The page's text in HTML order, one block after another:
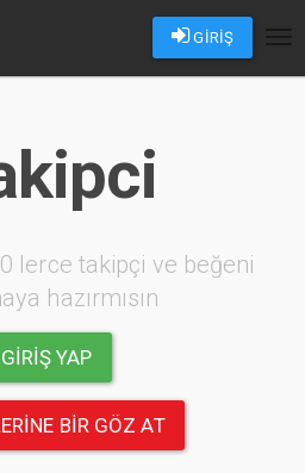
GİRİŞ
lerce takipçi ve beğeni
hazırmısın
GIRIŞ YAP
BIR GÖZ AT